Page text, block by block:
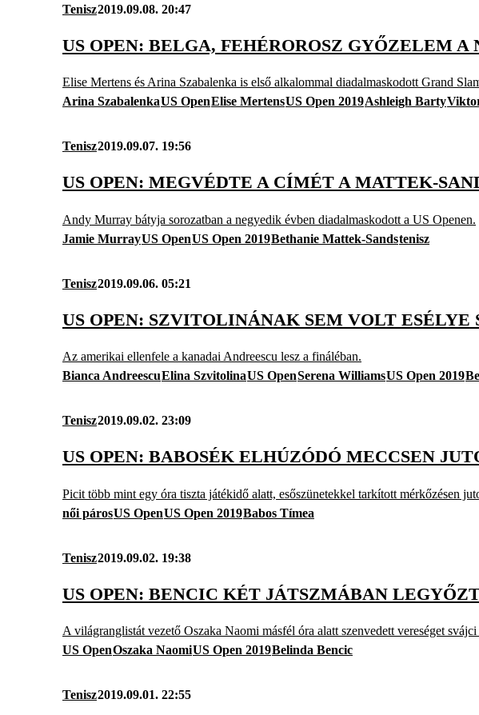
Tenisz2019.09.08. 20:47
US OPEN: BELGA, FEHÉROROSZ GYŐZELEM A
Elise Mertens és Arina Szabalenka is első alkalommal diadalmaskodott Grand
Arina SzabalenkaUS OpenElise MertensUS Open 2019Ashleigh Barty
Tenisz2019.09.07. 19:56
US OPEN: MEGVÉDTE A CÍMÉT A MATTEK-
Andy Murray bátyja sorozatban a negyedik évben diadalmaskodott a US Openen.
Jamie MurrayUS OpenUS Open 2019Bethanie Mattek-Sandstenisz
Tenisz2019.09.06. 05:21
US OPEN: SZVITOLINÁNAK SEM VOLT
Az amerikai ellenfele a kanadai Andreescu lesz a fináléban.
Bianca AndreescuElina SzvitolinaUS OpenSerena WilliamsUS Open 2019
Tenisz2019.09.02. 23:09
US OPEN: BABOSÉK ELHÚZÓDÓ MECCSEN
Picit több mint egy óra tiszta játékidő alatt, esőszünetekkel tarkított mérkőzésen
női párosUS OpenUS Open 2019Babos Tímea
Tenisz2019.09.02. 19:38
US OPEN: BENCIC KÉT JÁTSZMÁBAN
A világranglistát vezető Oszaka Naomi másfél óra alatt szenvedett vereséget
US OpenOszaka NaomiUS Open 2019Belinda Bencic
Tenisz2019.09.01. 22:55